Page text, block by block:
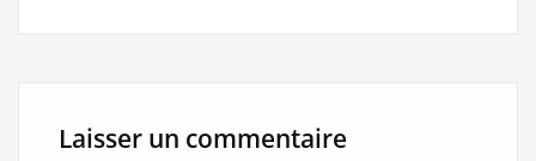
Laisser un commentaire